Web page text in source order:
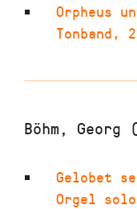
Orpheus
Tonband,
Böhm, Georg
Gelobet
Orgel solo